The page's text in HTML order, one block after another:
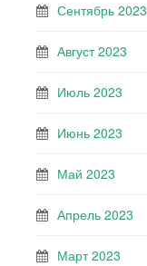
Сентябрь 2023
Август 2023
Июль 2023
Июнь 2023
Май 2023
Апрель 2023
Март 2023